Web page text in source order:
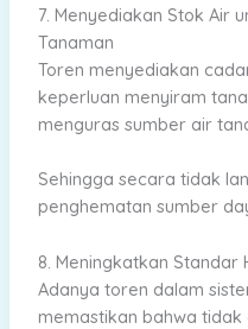
7. Menyediakan Stok Air
Tanaman
Toren menyediakan
keperluan menyiram
menguras sumber air
Sehingga secara tidak
penghematan sumber
8. Meningkatkan Standar
Adanya toren dalam
memastikan bahwa